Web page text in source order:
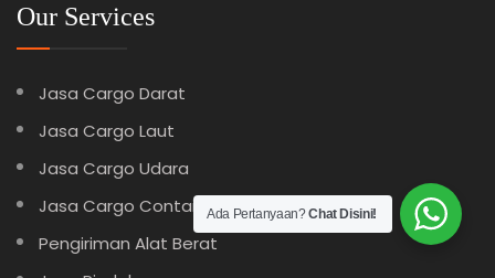
Our Services
Jasa Cargo Darat
Jasa Cargo Laut
Jasa Cargo Udara
Jasa Cargo Container
Pengiriman Alat Berat
Ada Pertanyaan?Chat Disini!